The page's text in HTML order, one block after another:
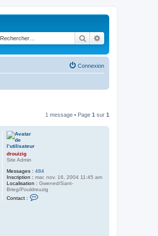
Rechercher
Connexion
1 message • Page 1 sur 1
drouizig
Site Admin
Messages : 484
Inscription : mar. nov. 16, 2004 11:45 am
Localisation : Gwened/Sant-
Brieg/Pouldreuzig
Contact :